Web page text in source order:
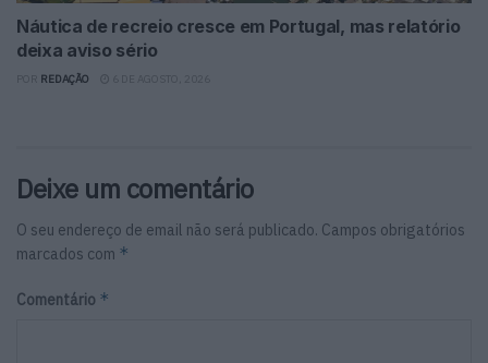
Náutica de recreio cresce em Portugal, mas relatório
deixa aviso sério
REDAÇÃO
Deixe um comentário
O seu endereço de email não será publicado. Campos obrigatórios
marcados com *
Comentário *